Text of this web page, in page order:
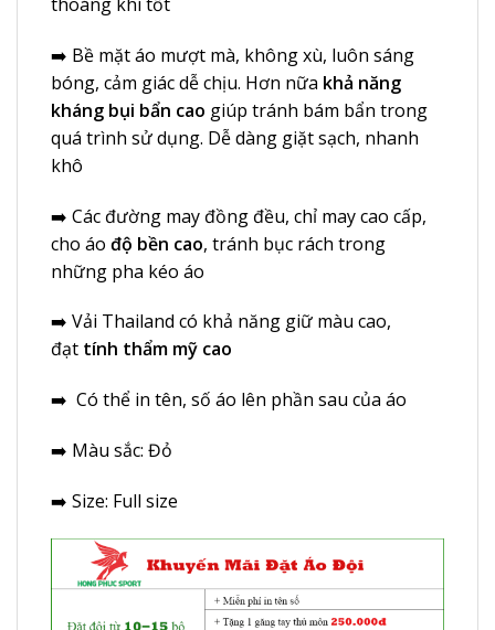
➡️ Bề mặt áo mượt mà, không xù, luôn sáng
bóng, cảm giác dễ chịu. Hơn nữa khả năng
kháng bụi bẩn cao giúp tránh bám bẩn trong
quá trình sử dụng. Dễ dàng giặt sạch, nhanh
khô
➡️ Các đường may đồng đều, chỉ may cao cấp,
cho áo độ bền cao, tránh bục rách trong
những pha kéo áo
➡️ Vải Thailand có khả năng giữ màu cao,
đạt tính thẩm mỹ cao
➡️ Có thể in tên, số áo lên phần sau của áo
➡️ Màu sắc: Đỏ
➡️ Size: Full size